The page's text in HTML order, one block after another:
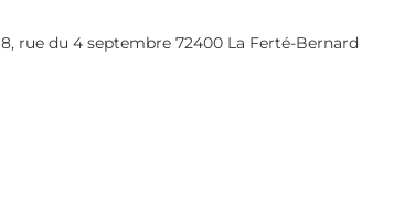
8, rue du 4 septembre 72400 La Ferté-Bernard